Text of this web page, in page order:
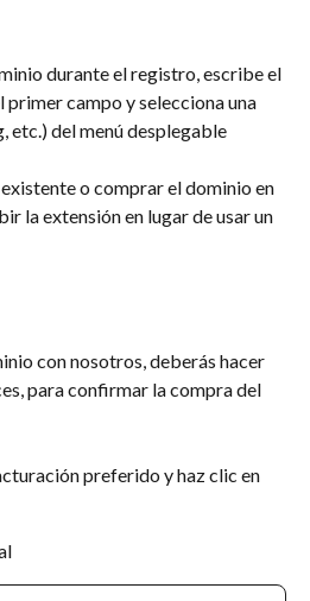
durante el registro, escribe el
campo y selecciona una
etc.) del menú desplegable
o comprar el dominio en
la extensión en lugar de usar un
con nosotros, deberás hacer
para confirmar la compra del
preferido y haz clic en